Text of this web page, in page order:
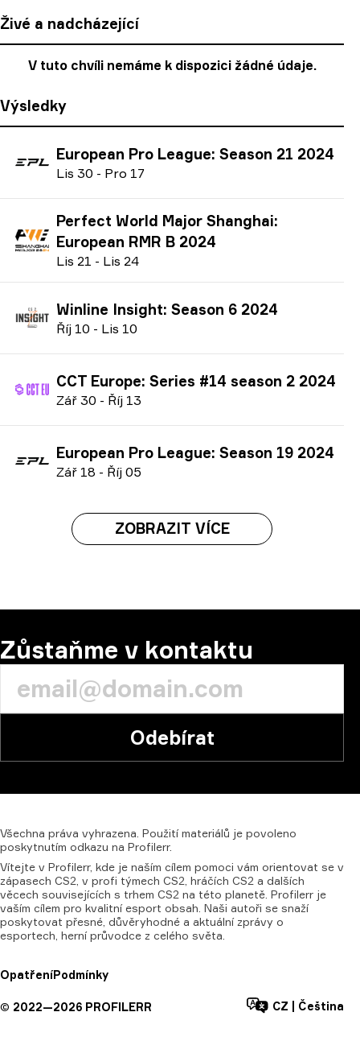
Živé a nadcházející
V tuto chvíli nemáme k dispozici žádné údaje.
Výsledky
European Pro League: Season 21 2024
Lis 30 - Pro 17
Perfect World Major Shanghai:
European RMR B 2024
Lis 21 - Lis 24
Winline Insight: Season 6 2024
Říj 10 - Lis 10
CCT Europe: Series #14 season 2 2024
Zář 30 - Říj 13
European Pro League: Season 19 2024
Zář 18 - Říj 05
ZOBRAZIT VÍCE
Zůstaňme v kontaktu
Odebírat
Všechna práva vyhrazena. Použití materiálů je povoleno
poskytnutím odkazu na Profilerr.
Vítejte v Profilerr, kde je naším cílem pomoci vám orientovat se v
zápasech CS2, v profi týmech CS2, hráčích CS2 a dalších
věcech souvisejících s trhem CS2 na této planetě. Profilerr je
vaším cílem pro kvalitní esport obsah. Naši autoři se snaží
poskytovat přesné, důvěryhodné a aktuální zprávy o
esportech, herní průvodce z celého světa.
OpatřeníPodmínky
© 2022—2026 PROFILERR CZ Čeština